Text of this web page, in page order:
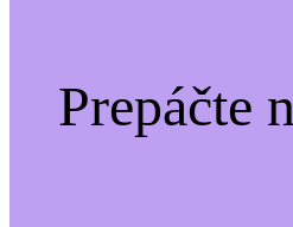
Prepáčte